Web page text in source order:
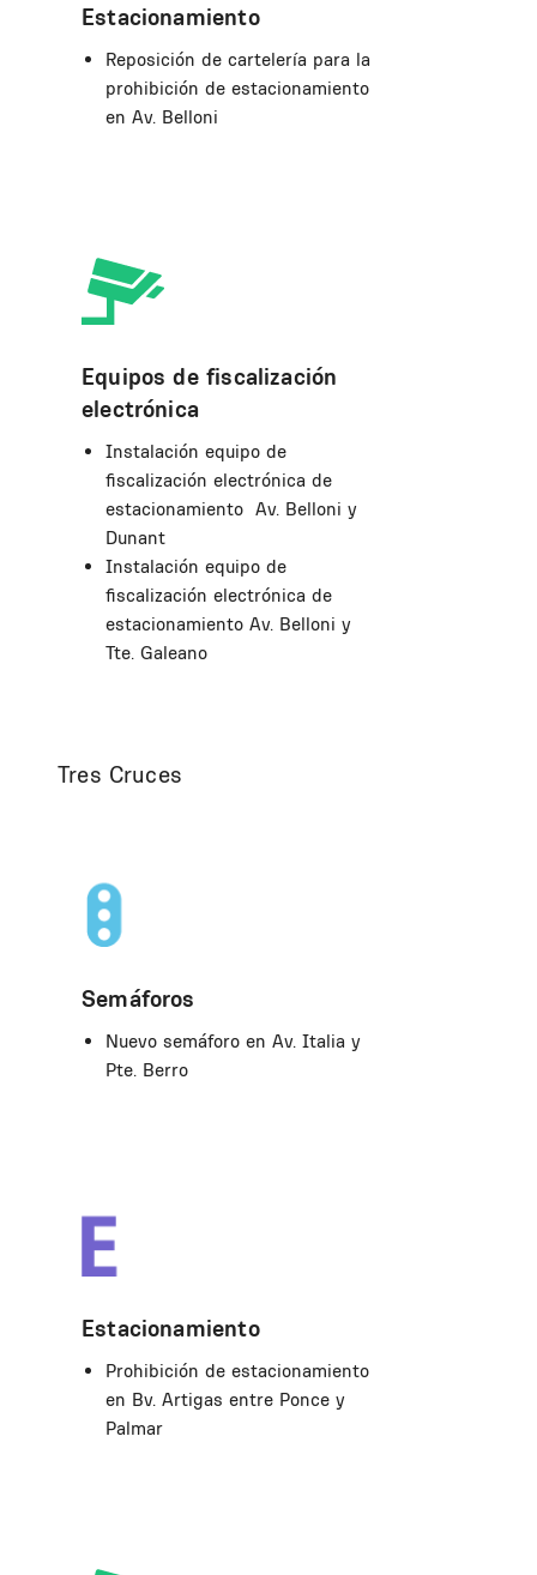
Estacionamiento
Reposición de cartelería para la
prohibición de estacionamiento
en Av. Belloni
Equipos de fiscalización
electrónica
Instalación equipo de
fiscalización electrónica de
estacionamiento Av. Belloni y
Dunant
Instalación equipo de
fiscalización electrónica de
estacionamiento Av. Belloni y
Tte. Galeano
Tres Cruces
Semáforos
Nuevo semáforo en Av. Italia y
Pte. Berro
Estacionamiento
Prohibición de estacionamiento
en Bv. Artigas entre Ponce y
Palmar